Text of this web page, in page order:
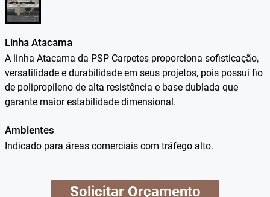
Linha Atacama
A linha Atacama da PSP Carpetes proporciona sofisticação,
versatilidade e durabilidade em seus projetos, pois possui fio
de polipropileno de alta resistência e base dublada que
garante maior estabilidade dimensional.
Ambientes
Indicado para áreas comerciais com tráfego alto.
Solicitar Orçamento